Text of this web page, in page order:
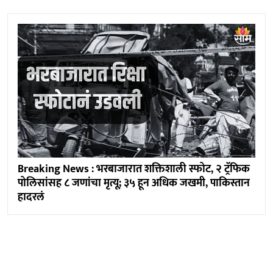
Breaking News : भरबाजारात शक्तिशाली स्फोट, २ ट्रॅफिक
पोलिसांसह ८ जणांचा मृत्यू; ३५ हून अधिक जखमी, पाकिस्तान
हादरलं